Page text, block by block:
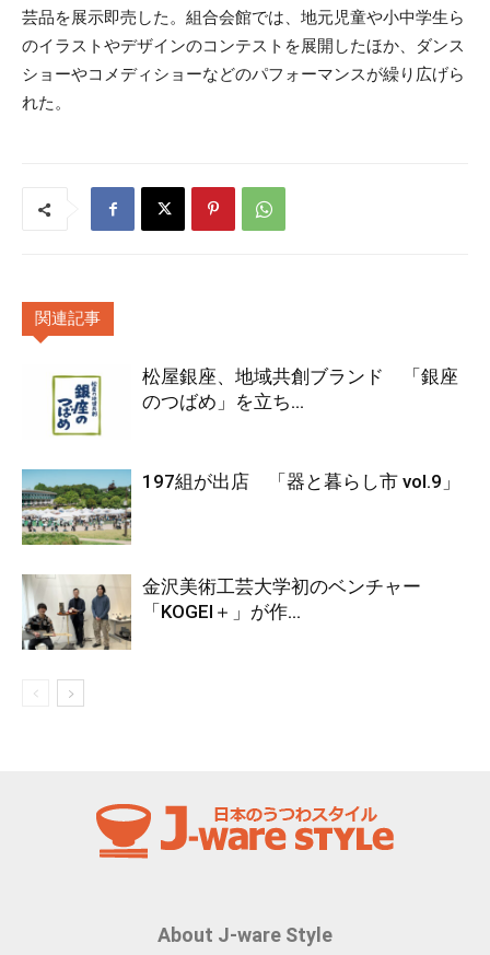
芸品を展示即売した。組合会館では、地元児童や小中学生ら
のイラストやデザインのコンテストを展開したほか、ダンス
ショーやコメディショーなどのパフォーマンスが繰り広げら
れた。
関連記事
松屋銀座、地域共創ブランド 「銀座
のつばめ」を立ち...
197組が出店 「器と暮らし市 vol.9」
金沢美術工芸大学初のベンチャー
「KOGEI＋」が作...
About J-ware Style